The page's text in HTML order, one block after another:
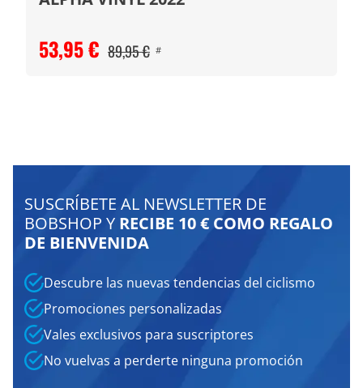
53,95 € 89,95 € #
SUSCRÍBETE AL NEWSLETTER DE
BOBSHOP Y RECIBE 10 € COMO REGALO
DE BIENVENIDA
Descubre las nuevas tendencias del ciclismo
Promociones personalizadas
Vales exclusivos para suscriptores
No vuelvas a perderte ninguna promoción